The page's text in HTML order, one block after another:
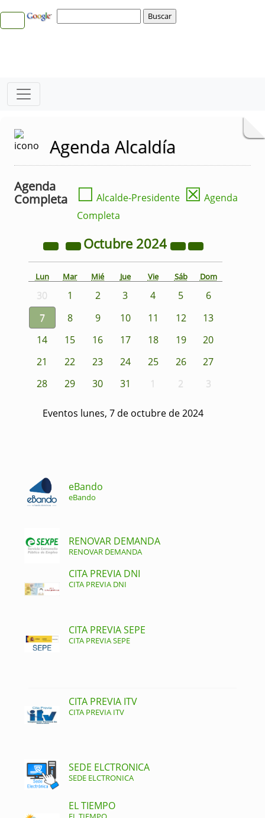
Agenda Alcaldía
Agenda
Completa
☐ Alcalde-Presidente ☒ Agenda
Completa
Octubre 2024
Lun Mar Mié Jue Vie Sáb Dom
30 1 2 3 4 5
6
7
8 9 10 11 12
13
14
15 16 17 18 19
20
21
22 23 24 25 26
27
28
29 30 31 1 2 3
Eventos lunes, 7 de octubre de 2024
eBando
eBando
RENOVAR DEMANDA
RENOVAR DEMANDA
CITA PREVIA DNI
CITA PREVIA DNI
CITA PREVIA SEPE
CITA PREVIA SEPE
CITA PREVIA ITV
CITA PREVIA ITV
SEDE ELCTRONICA
SEDE ELCTRONICA
EL TIEMPO